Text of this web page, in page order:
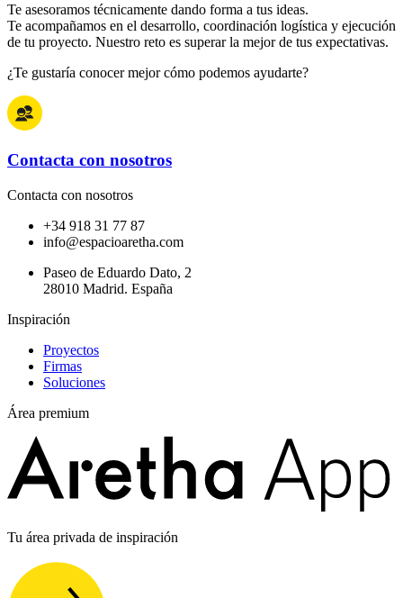
Te asesoramos técnicamente dando forma a tus ideas.
Te acompañamos en el desarrollo, coordinación logística y ejecución
de tu proyecto. Nuestro reto es superar la mejor de tus expectativas.
¿Te gustaría conocer mejor cómo podemos ayudarte?
Contacta con nosotros
Contacta con nosotros
+34 918 31 77 87
info@espacioaretha.com
Paseo de Eduardo Dato, 2
28010 Madrid. España
Inspiración
Proyectos
Firmas
Soluciones
Área premium
Tu área privada de inspiración